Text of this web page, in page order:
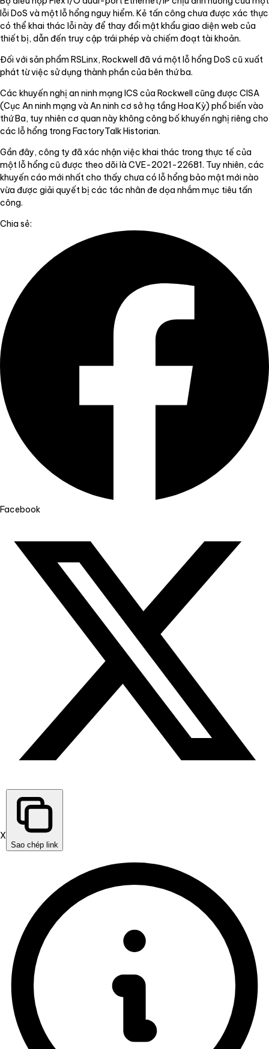
lỗi DoS và một lỗ hổng nguy hiểm. Kẻ tấn công chưa được xác thực
có thể khai thác lỗi này để thay đổi mật khẩu giao diện web của
thiết bị, dẫn đến truy cập trái phép và chiếm đoạt tài khoản.
Đối với sản phẩm RSLinx, Rockwell đã vá một lỗ hổng DoS cũ xuất
phát từ việc sử dụng thành phần của bên thứ ba.
Các khuyến nghị an ninh mạng ICS của Rockwell cũng được CISA
(Cục An ninh mạng và An ninh cơ sở hạ tầng Hoa Kỳ) phổ biến vào
thứ Ba, tuy nhiên cơ quan này không công bố khuyến nghị riêng cho
các lỗ hổng trong FactoryTalk Historian.
Gần đây, công ty đã xác nhận việc khai thác trong thực tế của
một lỗ hổng cũ được theo dõi là CVE-2021-22681. Tuy nhiên, các
khuyến cáo mới nhất cho thấy chưa có lỗ hổng bảo mật mới nào
vừa được giải quyết bị các tác nhân đe dọa nhắm mục tiêu tấn
công.
Chia sẻ:
Facebook
X
Sao chép link